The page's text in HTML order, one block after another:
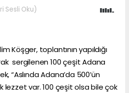
Sesli Oku)
Köşger, toplantının yapıldığı
sergilenen 100 çeşit Adana
“Aslında Adana’da 500’ün
lezzet var. 100 çeşit olsa bile çok